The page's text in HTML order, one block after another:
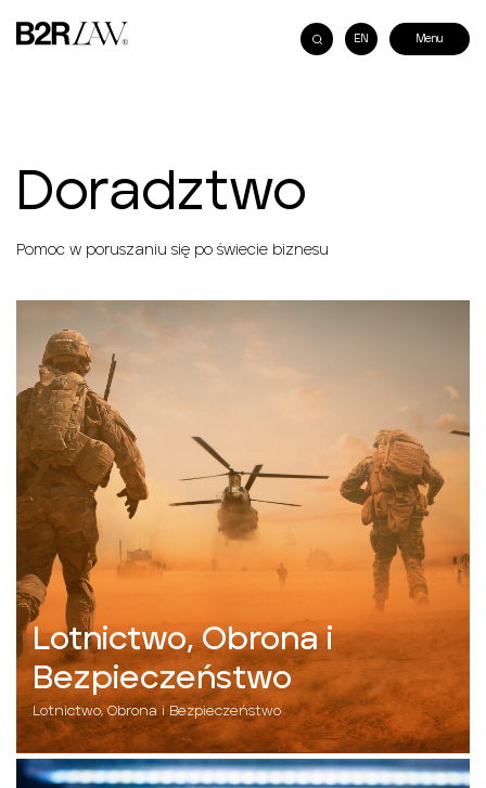
EN
Doradztwo
Pomoc w poruszaniu się po świecie biznesu
Lotnictwo, Obrona i
Bezpieczeństwo
Lotnictwo, Obrona i Bezpieczeństwo